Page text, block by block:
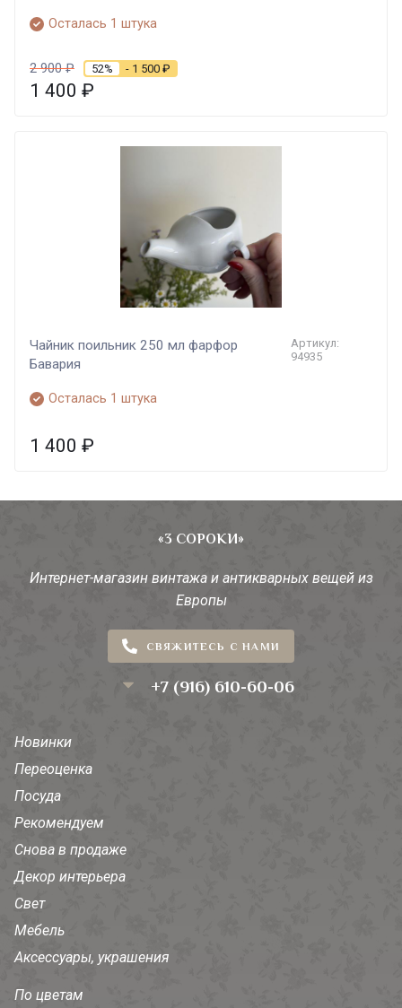
Осталась 1 штука
2 900₽ 52% - 1 500 ₽
1 400 ₽
Чайник поильник 250 мл фарфор
Бавария
Артикул:
94935
Осталась 1 штука
1 400 ₽
«3 СОРОКИ»
Интернет-магазин винтажа и антикварных вещей из
Европы
СВЯЖИТЕСЬ С НАМИ
+7 (916) 610-60-06
Новинки
Переоценка
Посуда
Рекомендуем
Снова в продаже
Декор интерьера
Свет
Мебель
Аксессуары, украшения
По цветам